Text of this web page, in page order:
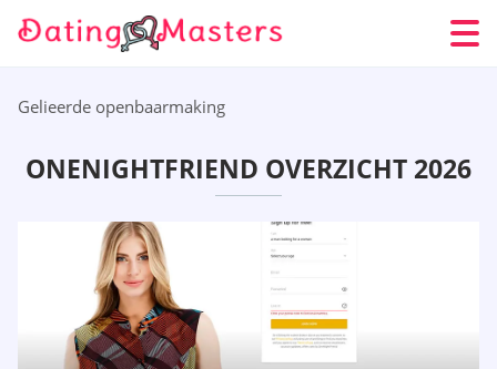
Gelieerde openbaarmaking
ONENIGHTFRIEND OVERZICHT 2026